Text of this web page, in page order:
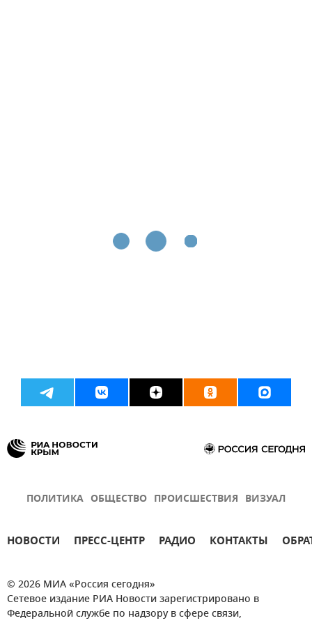
ПОЛИТИКА ОБЩЕСТВО ПРОИСШЕСТВИЯ ВИЗУАЛ
НОВОСТИ ПРЕСС-ЦЕНТР РАДИО КОНТАКТЫ
© 2026 МИА «Россия сегодня»
Сетевое издание РИА Новости зарегистрировано в
Федеральной службе по надзору в сфере связи,